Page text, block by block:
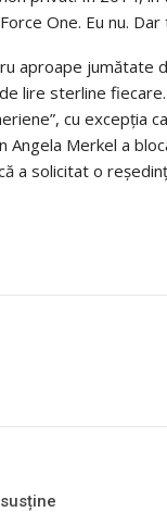
One. Eu nu.
aproape jumătate
lire sterline
cu excepția
Merkel a
a solicitat o